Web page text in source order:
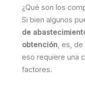
¿Qué son los
Si bien algunos
de
obtención , es,
eso requiere una
factores.